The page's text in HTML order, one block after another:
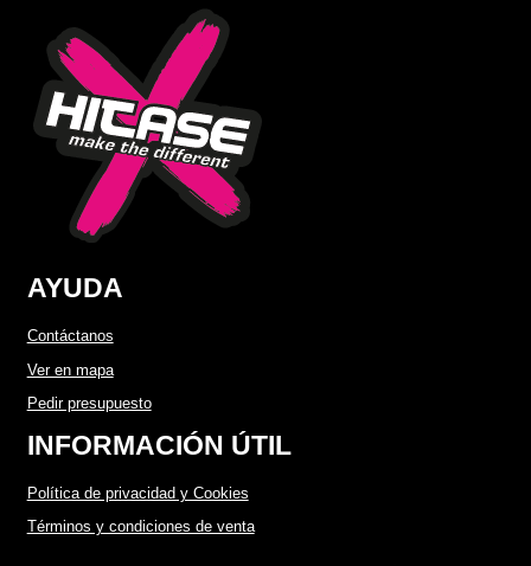
AYUDA
Contáctanos
Ver en mapa
Pedir presupuesto
INFORMACIÓN ÚTIL
Política de privacidad y Cookies
Términos y condiciones de venta